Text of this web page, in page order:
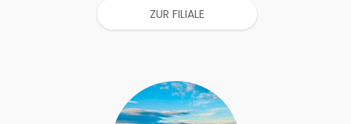
ZUR FILIALE